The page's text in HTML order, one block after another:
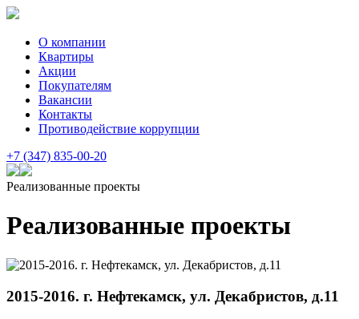
О компании
Квартиры
Акции
Покупателям
Вакансии
Контакты
Противодействие коррупции
+7 (347) 835-00-20
Реализованные проекты
Реализованные проекты
2015-2016. г. Нефтекамск, ул. Декабристов, д.11